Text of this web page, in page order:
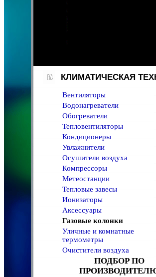
КЛИМАТИЧЕСКАЯ
Вентиляторы
Водонагреватели
Обогреватели
Тепловентиляторы
Кондиционеры
Увлажнители
Осушители воздуха
Компрессоры
Метеостанции
Тепловые завесы
Ионизаторы
Аксессуары
Газовые колонки
Уличные и комнатные
термометры
Очистители воздуха
ПОДБОР ПО